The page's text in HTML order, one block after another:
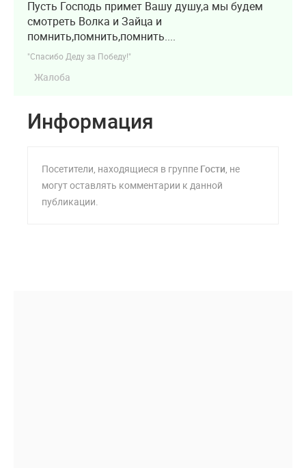
Пусть Господь примет Вашу душу,а мы будем
смотреть Волка и Зайца и
помнить,помнить,помнить....
"Спасибо Деду за Победу!"
Жалоба
Информация
Посетители, находящиеся в группе Гости, не
могут оставлять комментарии к данной
публикации.